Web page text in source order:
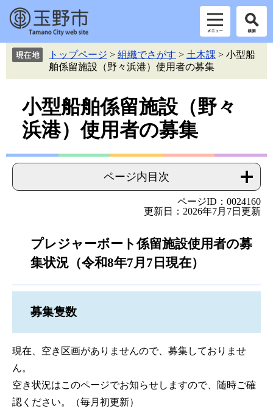
トップページ > 組織でさがす > 土木課 > 小型船
舶係留施設（野々浜港）使用者の募集
小型船舶係留施設（野々
浜港）使用者の募集
ページ内目次
ページID：0024160
更新日：2026年7月7日更新
プレジャーボート係留施設使用者の募
集状況（令和8年7月7日現在）
募集隻数
現在、空き区画がありませんので、募集しておりませ
ん。
空き状況はこのページでお知らせしますので、随時ご確
認ください。（毎月初更新）